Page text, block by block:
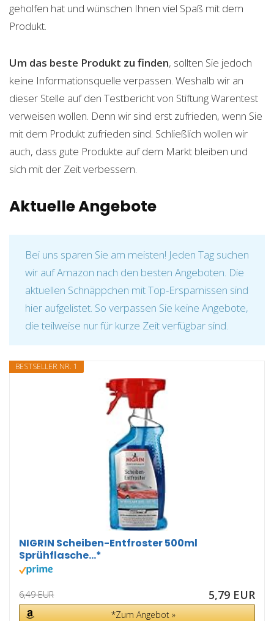
geholfen hat und wünschen Ihnen viel Spaß mit dem
Produkt.
Um das beste Produkt zu finden, sollten Sie jedoch
keine Informationsquelle verpassen. Weshalb wir an
dieser Stelle auf den Testbericht von Stiftung Warentest
verweisen wollen. Denn wir sind erst zufrieden, wenn Sie
mit dem Produkt zufrieden sind. Schließlich wollen wir
auch, dass gute Produkte auf dem Markt bleiben und
sich mit der Zeit verbessern.
Aktuelle Angebote
Bei uns sparen Sie am meisten! Jeden Tag suchen
wir auf Amazon nach den besten Angeboten. Die
aktuellen Schnäppchen mit Top-Ersparnissen sind
hier aufgelistet. So verpassen Sie keine Angebote,
die teilweise nur für kurze Zeit verfügbar sind.
BESTSELLER NR. 1
NIGRIN Scheiben-Entfroster 500ml
Sprühflasche...*
6,49 EUR 5,79 EUR
*Zum Angebot »